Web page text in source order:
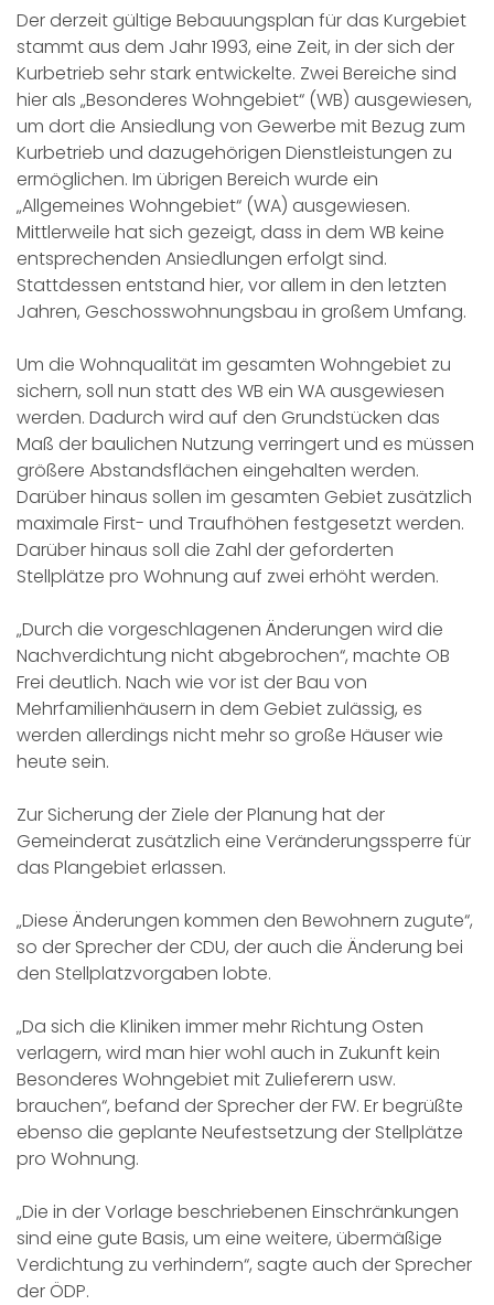
Der derzeit gültige Bebauungsplan für das Kurgebiet
stammt aus dem Jahr 1993, eine Zeit, in der sich der
Kurbetrieb sehr stark entwickelte. Zwei Bereiche sind
hier als „Besonderes Wohngebiet“ (WB) ausgewiesen,
um dort die Ansiedlung von Gewerbe mit Bezug zum
Kurbetrieb und dazugehörigen Dienstleistungen zu
ermöglichen. Im übrigen Bereich wurde ein
„Allgemeines Wohngebiet“ (WA) ausgewiesen.
Mittlerweile hat sich gezeigt, dass in dem WB keine
entsprechenden Ansiedlungen erfolgt sind.
Stattdessen entstand hier, vor allem in den letzten
Jahren, Geschosswohnungsbau in großem Umfang.
Um die Wohnqualität im gesamten Wohngebiet zu
sichern, soll nun statt des WB ein WA ausgewiesen
werden. Dadurch wird auf den Grundstücken das
Maß der baulichen Nutzung verringert und es müssen
größere Abstandsflächen eingehalten werden.
Darüber hinaus sollen im gesamten Gebiet zusätzlich
maximale First- und Traufhöhen festgesetzt werden.
Darüber hinaus soll die Zahl der geforderten
Stellplätze pro Wohnung auf zwei erhöht werden.
„Durch die vorgeschlagenen Änderungen wird die
Nachverdichtung nicht abgebrochen“, machte OB
Frei deutlich. Nach wie vor ist der Bau von
Mehrfamilienhäusern in dem Gebiet zulässig, es
werden allerdings nicht mehr so große Häuser wie
heute sein.
Zur Sicherung der Ziele der Planung hat der
Gemeinderat zusätzlich eine Veränderungssperre für
das Plangebiet erlassen.
„Diese Änderungen kommen den Bewohnern zugute“,
so der Sprecher der CDU, der auch die Änderung bei
den Stellplatzvorgaben lobte.
„Da sich die Kliniken immer mehr Richtung Osten
verlagern, wird man hier wohl auch in Zukunft kein
Besonderes Wohngebiet mit Zulieferern usw.
brauchen“, befand der Sprecher der FW. Er begrüßte
ebenso die geplante Neufestsetzung der Stellplätze
pro Wohnung.
„Die in der Vorlage beschriebenen Einschränkungen
sind eine gute Basis, um eine weitere, übermäßige
Verdichtung zu verhindern“, sagte auch der Sprecher
der ÖDP.